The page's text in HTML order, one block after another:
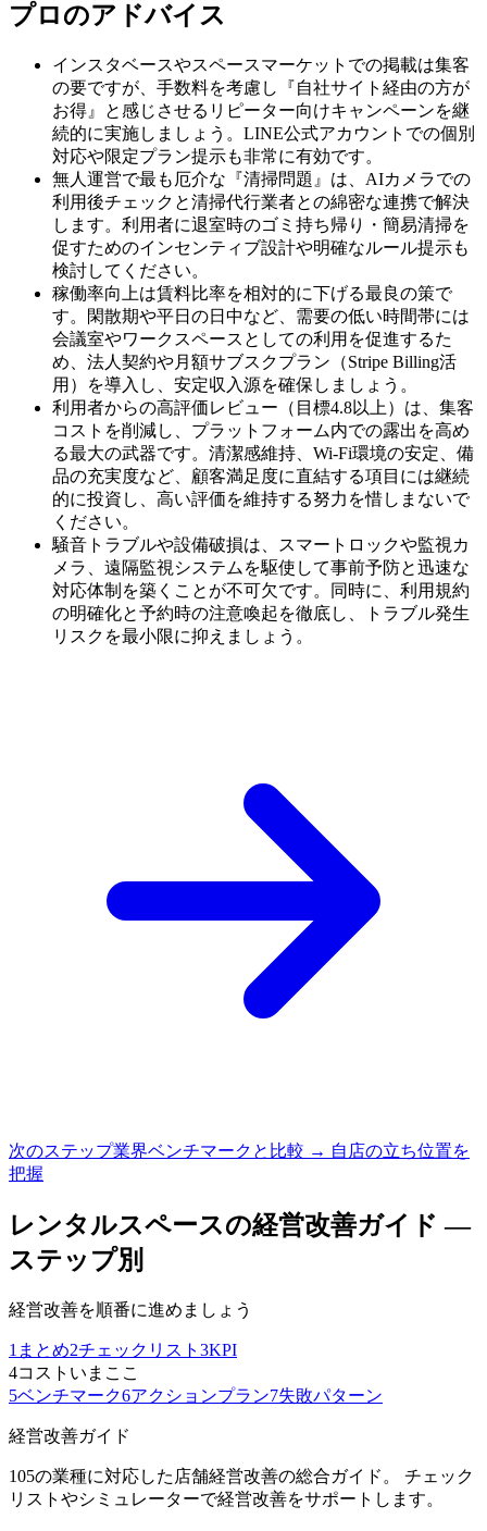
プロのアドバイス
インスタベースやスペースマーケットでの掲載は集客
の要ですが、手数料を考慮し『自社サイト経由の方が
お得』と感じさせるリピーター向けキャンペーンを継
続的に実施しましょう。LINE公式アカウントでの個別
対応や限定プラン提示も非常に有効です。
無人運営で最も厄介な『清掃問題』は、AIカメラでの
利用後チェックと清掃代行業者との綿密な連携で解決
します。利用者に退室時のゴミ持ち帰り・簡易清掃を
促すためのインセンティブ設計や明確なルール提示も
検討してください。
稼働率向上は賃料比率を相対的に下げる最良の策で
す。閑散期や平日の日中など、需要の低い時間帯には
会議室やワークスペースとしての利用を促進するた
め、法人契約や月額サブスクプラン（Stripe Billing活
用）を導入し、安定収入源を確保しましょう。
利用者からの高評価レビュー（目標4.8以上）は、集客
コストを削減し、プラットフォーム内での露出を高め
る最大の武器です。清潔感維持、Wi-Fi環境の安定、備
品の充実度など、顧客満足度に直結する項目には継続
的に投資し、高い評価を維持する努力を惜しまないで
ください。
騒音トラブルや設備破損は、スマートロックや監視カ
メラ、遠隔監視システムを駆使して事前予防と迅速な
対応体制を築くことが不可欠です。同時に、利用規約
の明確化と予約時の注意喚起を徹底し、トラブル発生
リスクを最小限に抑えましょう。
次のステップ業界ベンチマークと比較 → 自店の立ち位置を
把握
レンタルスペースの経営改善ガイド —
ステップ別
経営改善を順番に進めましょう
1 まとめ2チェックリスト 3KPI
4コスト いまここ
5ベンチマーク6アクションプラン7失敗パターン
経営改善ガイド
105の業種に対応した店舗経営改善の総合ガイド。 チェック
リストやシミュレーターで経営改善をサポートします。